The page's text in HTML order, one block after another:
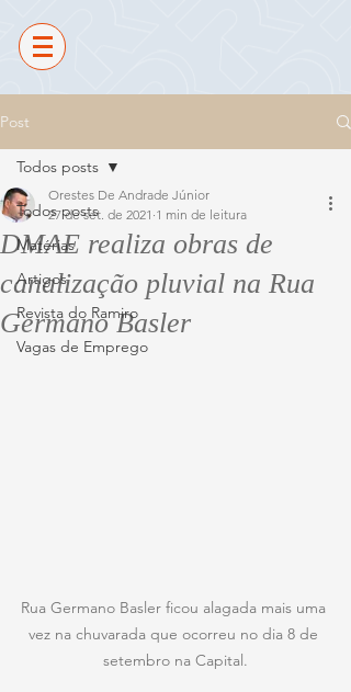
Post
Todos posts
Matérias
Artigos
Revista do Ramiro
Vagas de Emprego
Todos posts
DMAE realiza obras de
canalização pluvial na Rua
Germano Basler
Orestes De Andrade Júnior
27 de set. de 2021 1 min de leitura
Rua Germano Basler ficou alagada mais uma
vez na chuvarada que ocorreu no dia 8 de
setembro na Capital.